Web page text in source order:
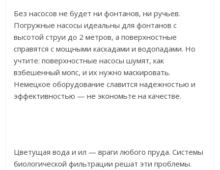
Без насосов не будет ни фонтанов, ни ручьев.
Погружные насосы идеальны для фонтанов с
высотой струи до 2 метров, а поверхностные
справятся с мощными каскадами и водопадами. Но
учтите: поверхностные насосы шумят, как
взбешенный мопс, и их нужно маскировать.
Немецкое оборудование славится надежностью и
эффективностью — не экономьте на качестве.
Цветущая вода и ил — враги любого пруда. Системы
биологической фильтрации решат эти проблемы.